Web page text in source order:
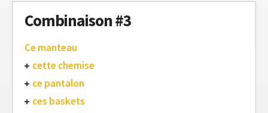
Combinaison #3
Ce manteau
cette chemise
ce pantalon
ces baskets